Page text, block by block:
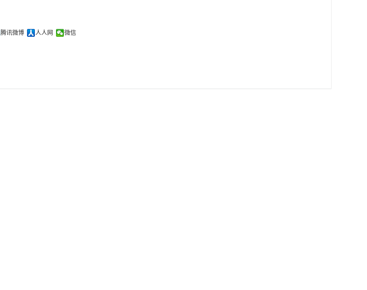
腾讯微博 人人网 微信